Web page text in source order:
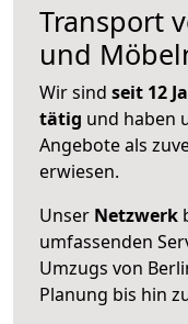
Transport
und
Wir sind seit 12
tätig und haben
Angebote als
erwiesen.
Unser Netzwerk
umfassenden
Umzugs von
Planung bis hin